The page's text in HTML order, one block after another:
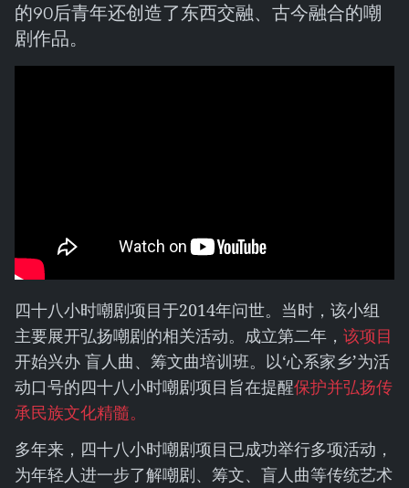
的90后青年还创造了东西交融、古今融合的嘲
剧作品。
四十八小时嘲剧项目于2014年问世。当时，该小组
主要展开弘扬嘲剧的相关活动。成立第二年， 该项目
开始兴办 盲人曲、筹文曲培训班。以‘心系家乡’为活
动口号的四十八小时嘲剧项目旨在提醒保护并弘扬传
承民族文化精髓。
多年来，四十八小时嘲剧项目已成功举行多项活动，
为年轻人进一步了解嘲剧、筹文、盲人曲等传统艺术